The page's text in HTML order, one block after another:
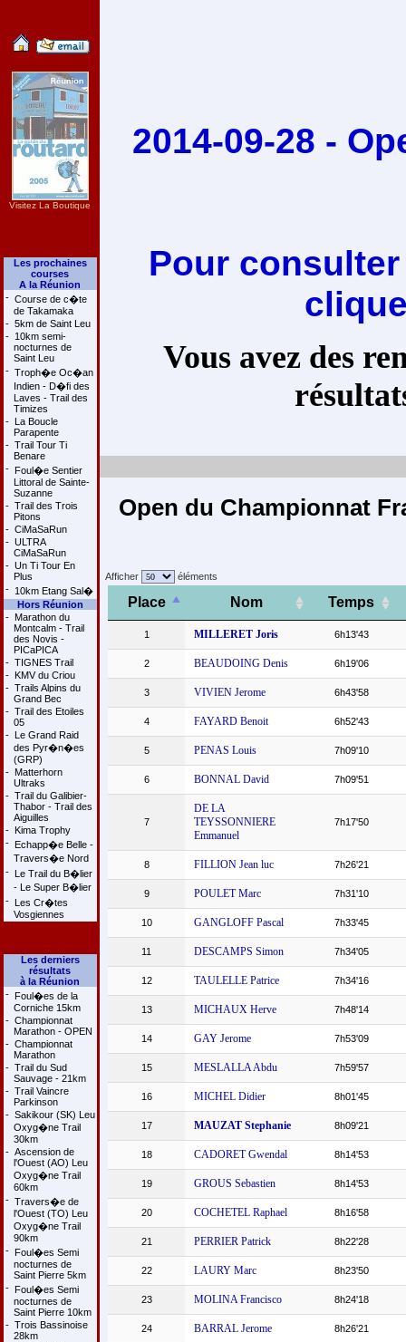
Visitez La Boutique
Les prochaines
courses
A la Réunion
- Course de c�te
de Takamaka
- 5km de Saint Leu
- 10km semi-
nocturnes de
Saint Leu
- Troph�e Oc�an
Indien - D�fi des
Laves - Trail des
Timizes
- La Boucle
Parapente
- Trail Tour Ti
Benare
- Foul�e Sentier
Littoral de Sainte-
Suzanne
- Trail des Trois
Pitons
- CiMaSaRun
- ULTRA
CiMaSaRun
- Un Ti Tour En
Plus
- 10km Etang Sal�
Hors Réunion
- Marathon du
Montcalm - Trail
des Novis -
PICaPICA
- TIGNES Trail
- KMV du Criou
- Trails Alpins du
Grand Bec
- Trail des Etoiles
05
- Le Grand Raid
des Pyr�n�es
(GRP)
- Matterhorn
Ultraks
- Trail du Galibier-
Thabor - Trail des
Aiguilles
- Kima Trophy
- Echapp�e Belle -
Travers�e Nord
- Le Trail du B�lier
- Le Super B�lier
- Les Cr�tes
Vosgiennes
Les derniers
résultats
à la Réunion
- Foul�es de la
Corniche 15km
- Championnat
Marathon - OPEN
- Championnat
Marathon
- Trail du Sud
Sauvage - 21km
- Trail Vaincre
Parkinson
- Sakikour (SK) Leu
Oxyg�ne Trail
30km
- Ascension de
l'Ouest (AO) Leu
Oxyg�ne Trail
60km
- Travers�e de
l'Ouest (TO) Leu
Oxyg�ne Trail
90km
- Foul�es Semi
nocturnes de
Saint Pierre 5km
- Foul�es Semi
nocturnes de
Saint Pierre 10km
- Trois Bassinoise
28km
2014-09-28 -
Pour
Vous avez des
Open du Championnat
Afficher éléments
Place Nom Temps
1 MILLERET Joris 6h13'43
2 BEAUDOING Denis 6h19'06
3 VIVIEN Jerome 6h43'58
4 FAYARD Benoit 6h52'43
5 PENAS Louis 7h09'10
6 BONNAL David 7h09'51
7
DE LA
TEYSSONNIERE
Emmanuel
7h17'50
8 FILLION Jean luc 7h26'21
9 POULET Marc 7h31'10
10 GANGLOFF Pascal 7h33'45
11 DESCAMPS Simon 7h34'05
12 TAULELLE Patrice 7h34'16
13 MICHAUX Herve 7h48'14
14 GAY Jerome 7h53'09
15 MESLALLA Abdu 7h59'57
16 MICHEL Didier 8h01'45
17 MAUZAT Stephanie 8h09'21
18 CADORET Gwendal 8h14'53
19 GROUS Sebastien 8h14'53
20 COCHETEL Raphael 8h16'58
21 PERRIER Patrick 8h22'28
22 LAURY Marc 8h23'50
23 MOLINA Francisco 8h24'18
24 BARRAL Jerome 8h26'21